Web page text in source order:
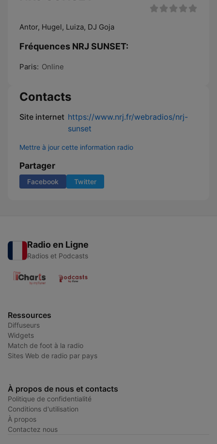
Antor, Hugel, Luiza, DJ Goja
Fréquences NRJ SUNSET:
Paris: Online
Contacts
Site internet https://www.nrj.fr/webradios/nrj-
sunset
Mettre à jour cette information radio
Partager
Facebook Twitter
Radio en Ligne
Radios et Podcasts
Ressources
Diffuseurs
Widgets
Match de foot à la radio
Sites Web de radio par pays
À propos de nous et contacts
Politique de confidentialité
Conditions d'utilisation
À propos
Contactez nous